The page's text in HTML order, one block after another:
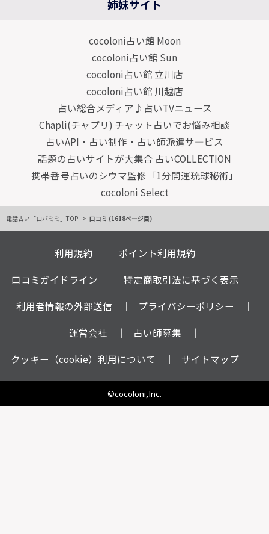
姉妹サイト
cocoloni占い館 Moon
cocoloni占い館 Sun
cocoloni占い館 立川店
cocoloni占い館 川越店
占い総合メディア♪占いTVニュース
Chapli(チャプリ) チャット占いでお悩み相談
占いAPI・占い制作・占い師派遣サ―ビス
話題の占いサイトが大集合 占いCOLLECTION
携帯番号占いのシウマ監修「1分開運琉球秘術」
cocoloni Select
電話占い「ロバミミ」TOP 口コミ (1618ページ目)
利用規約
ポイント利用規約
口コミガイドライン
特定商取引法に基づく表示
利用者情報の外部送信
プライバシーポリシー
運営会社
占い師募集
クッキー（cookie）利用について
サイトマップ
©cocoloni,Inc.